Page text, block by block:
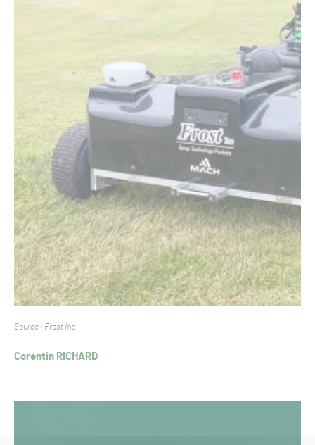
Source : Frost Inc
Corentin RICHARD